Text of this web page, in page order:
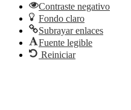
Contraste negativo
Fondo claro
Subrayar enlaces
Fuente legible
Reiniciar